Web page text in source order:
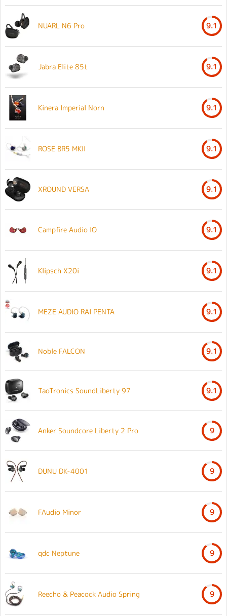
NUARL N6 Pro 9.1
Jabra Elite 85t 9.1
Kinera Imperial Norn 9.1
ROSE BR5 MKII 9.1
XROUND VERSA 9.1
Campfire Audio IO 9.1
Klipsch X20i 9.1
MEZE AUDIO RAI PENTA 9.1
Noble FALCON 9.1
TaoTronics SoundLiberty 97 9.1
Anker Soundcore Liberty 2 Pro 9
DUNU DK-4001 9
FAudio Minor 9
qdc Neptune 9
Reecho & Peacock Audio Spring 9